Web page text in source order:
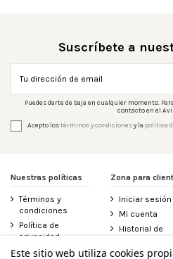
Suscríbete a
Puedes darte de baja en cualquier momento.
contacto en el
Acepto lostérminos y condicionesy la política
Nuestras políticas
Términos y
condiciones
Política de
privacidad
Aviso legal
Zona para
Iniciar sesión
Mi cuenta
Historial de
Contacte con
Este sitio web utiliza cookies